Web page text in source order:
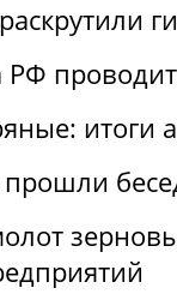
РФ
прошли